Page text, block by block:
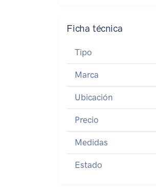
Ficha técnica
Tipo
Marca
Ubicación
Precio
Medidas
Estado